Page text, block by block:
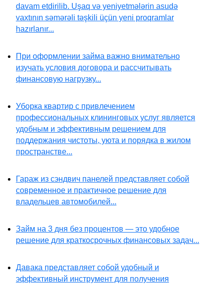
davam etdirilib. Uşaq və yeniyetmələrin asudə
vaxtının səmərəli təşkili üçün yeni proqramlar
hazırlanır...
При оформлении займа важно внимательно
изучать условия договора и рассчитывать
финансовую нагрузку...
Уборка квартир с привлечением
профессиональных клининговых услуг является
удобным и эффективным решением для
поддержания чистоты, уюта и порядка в жилом
пространстве...
Гараж из сэндвич панелей представляет собой
современное и практичное решение для
владельцев автомобилей...
Займ на 3 дня без процентов — это удобное
решение для краткосрочных финансовых задач...
Давака представляет собой удобный и
эффективный инструмент для получения